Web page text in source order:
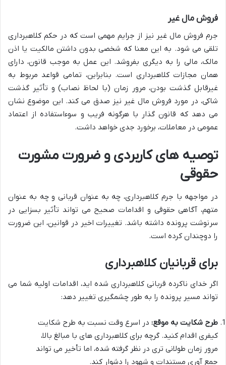
فروش مال غیر
جرم فروش مال غیر نیز از جرایم مهمی است که در حکم کلاهبرداری
تلقی می شود. به این معنا که شخصی بدون داشتن مالکیت یا اذن
مالک، مالی را به دیگری بفروشد. این عمل به موجب قانون، دارای
همان مجازات کلاهبرداری است. بنابراین، تمامی قواعد مربوط به
غیرقابل گذشت بودن، مرور زمان (با لحاظ نصاب) و تأثیر گذشت
شاکی، در مورد فروش مال غیر نیز صدق می کند. این موضوع نشان
می دهد که قانون گذار با هرگونه فریب و سوءاستفاده از اعتماد
عمومی در معاملات، برخورد جدی خواهد داشت.
توصیه های کاربردی و ضرورت مشورت
حقوقی
در مواجهه با جرم کلاهبرداری، چه به عنوان قربانی و چه به عنوان
متهم، آگاهی حقوقی و اقدامات صحیح می تواند تأثیر بسزایی در
سرنوشت پرونده داشته باشد. تغییرات اخیر در قوانین، این ضرورت
را دوچندان کرده است.
برای قربانیان کلاهبرداری
اگر خدای ناکرده قربانی کلاهبرداری شده اید، اقدامات اولیه شما می
تواند مسیر پرونده را به طور چشمگیری تغییر دهد:
طرح شکایت به موقع: در اسرع وقت نسبت به طرح شکایت
کیفری اقدام کنید. گرچه برای کلاهبرداری های با مبالغ بالا،
مرور زمان طولانی تری در نظر گرفته شده، اما تأخیر می تواند
جمع آوری مستندات و شهود را دشوار کند.